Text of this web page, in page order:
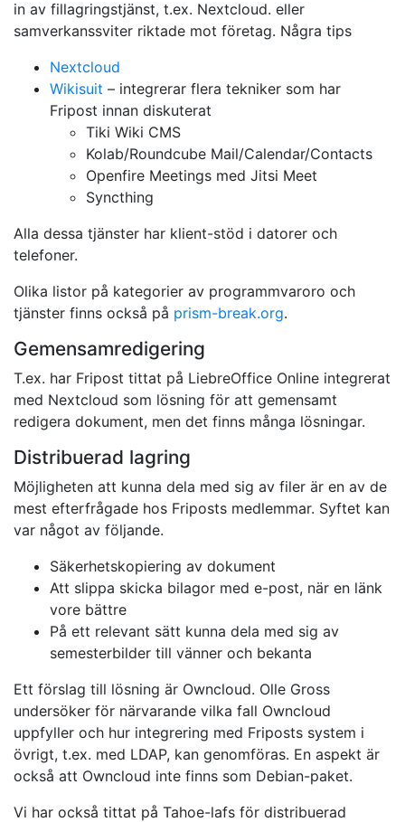
in av fillagringstjänst, t.ex. Nextcloud. eller
samverkanssviter riktade mot företag. Några tips
Nextcloud
Wikisuit – integrerar flera tekniker som har
Fripost innan diskuterat
Tiki Wiki CMS
Kolab/Roundcube Mail/Calendar/Contacts
Openfire Meetings med Jitsi Meet
Syncthing
Alla dessa tjänster har klient-stöd i datorer och
telefoner.
Olika listor på kategorier av programmvaroro och
tjänster finns också på prism-break.org.
Gemensamredigering
T.ex. har Fripost tittat på LiebreOffice Online integrerat
med Nextcloud som lösning för att gemensamt
redigera dokument, men det finns många lösningar.
Distribuerad lagring
Möjligheten att kunna dela med sig av filer är en av de
mest efterfrågade hos Friposts medlemmar. Syftet kan
var något av följande.
Säkerhetskopiering av dokument
Att slippa skicka bilagor med e-post, när en länk
vore bättre
På ett relevant sätt kunna dela med sig av
semesterbilder till vänner och bekanta
Ett förslag till lösning är Owncloud. Olle Gross
undersöker för närvarande vilka fall Owncloud
uppfyller och hur integrering med Friposts system i
övrigt, t.ex. med LDAP, kan genomföras. En aspekt är
också att Owncloud inte finns som Debian-paket.
Vi har också tittat på Tahoe-lafs för distribuerad